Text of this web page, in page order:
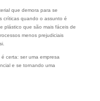
que demora para se
críticas quando o assunto é
plástico que são mais fáceis de
menos prejudiciais
certa: ser uma empresa
e se tornando uma